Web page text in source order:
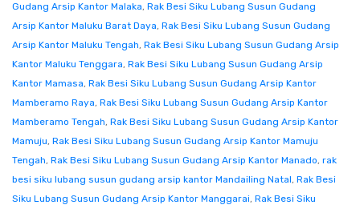
Gudang Arsip Kantor Malaka, Rak Besi Siku Lubang Susun Gudang
Arsip Kantor Maluku Barat Daya, Rak Besi Siku Lubang Susun Gudang
Arsip Kantor Maluku Tengah, Rak Besi Siku Lubang Susun Gudang Arsip
Kantor Maluku Tenggara, Rak Besi Siku Lubang Susun Gudang Arsip
Kantor Mamasa, Rak Besi Siku Lubang Susun Gudang Arsip Kantor
Mamberamo Raya, Rak Besi Siku Lubang Susun Gudang Arsip Kantor
Mamberamo Tengah, Rak Besi Siku Lubang Susun Gudang Arsip Kantor
Mamuju, Rak Besi Siku Lubang Susun Gudang Arsip Kantor Mamuju
Tengah, Rak Besi Siku Lubang Susun Gudang Arsip Kantor Manado, rak
besi siku lubang susun gudang arsip kantor Mandailing Natal, Rak Besi
Siku Lubang Susun Gudang Arsip Kantor Manggarai, Rak Besi Siku